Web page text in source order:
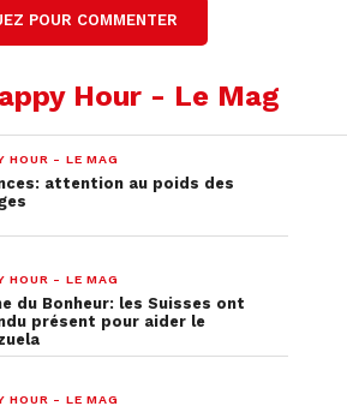
POUR COMMENTER
Hour - Le Mag
HOUR - LE MAG
attention au poids des
HOUR - LE MAG
du Bonheur: les Suisses ont
présent pour aider le
HOUR - LE MAG